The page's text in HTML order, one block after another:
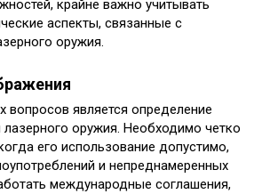
крайне важно учитывать
аспекты, связанные с
оружия.
является определение
лазерного оружия. Необходимо четко
его использование допустимо,
и непреднамеренных
международные соглашения,